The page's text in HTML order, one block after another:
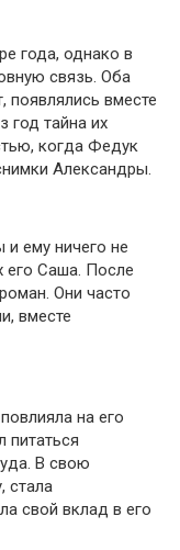
года, однако в
связь. Оба
появлялись вместе
год тайна их
когда Федук
Александры.
ему ничего не
его Саша. После
Они часто
вместе
на его
питаться
В свою
стала
свой вклад в его